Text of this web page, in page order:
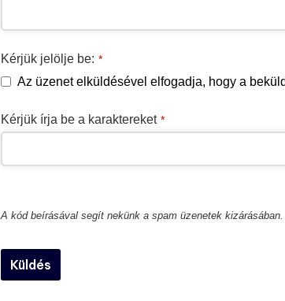
Kérjük jelölje be: *
Az üzenet elküldésével elfogadja, hogy a
Kérjük írja be a karaktereket *
A kód beírásával segít nekünk a spam üzenetek kizárásában.
Company
Name *
Küldés